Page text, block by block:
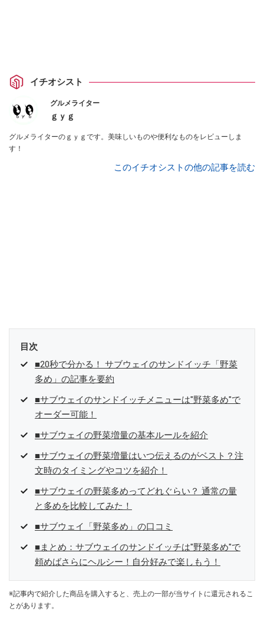
イチオシスト
グルメライター
ｇｙｇ
グルメライターのｇｙｇです。美味しいものや便利なものをレビューしま
す！
このイチオシストの他の記事を読む
目次
■20秒で分かる！ サブウェイのサンドイッチ「野菜
多め」の記事を要約
■サブウェイのサンドイッチメニューは"野菜多め"で
オーダー可能！
■サブウェイの野菜増量の基本ルールを紹介
■サブウェイの野菜増量はいつ伝えるのがベスト？注
文時のタイミングやコツを紹介！
■サブウェイの野菜多めってどれぐらい？ 通常の量
と多めを比較してみた！
■サブウェイ「野菜多め」の口コミ
■まとめ：サブウェイのサンドイッチは"野菜多め"で
頼めばさらにヘルシー！自分好みで楽しもう！
※記事内で紹介した商品を購入すると、売上の一部が当サイトに還元されるこ
とがあります。